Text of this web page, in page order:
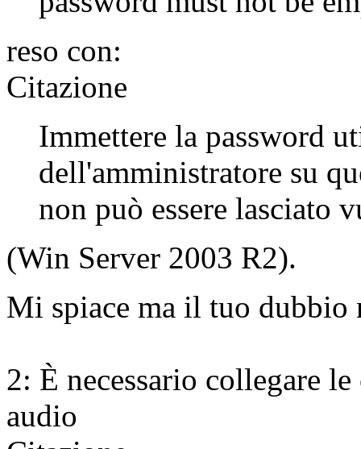
reso con:
Citazione
Immettere la password
dell'amministratore su
non può essere lasciato
(Win Server 2003 R2).
Mi spiace ma il tuo
2: È necessario collegare
audio